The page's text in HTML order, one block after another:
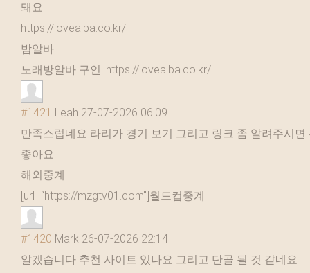
돼요.
https://lovealba.co.kr/
밤알바
노래방알바 구인: https://lovealba.co.kr/
#1421 Leah 27-07-2026 06:09
만족스럽네요 라리가 경기 보기 그리고 링크 좀 알려주시면
좋아요
해외중계
[url=“https://mzgtv01.com"]월드컵중계
#1420 Mark 26-07-2026 22:14
알겠습니다 추천 사이트 있나요 그리고 단골 될 것 같네요